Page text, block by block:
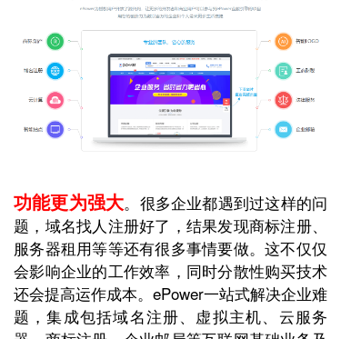
功能更为强大。很多企业都遇到过这样的问
题，域名找人注册好了，结果发现商标注册、
服务器租用等等还有很多事情要做。这不仅仅
会影响企业的工作效率，同时分散性购买技术
还会提高运作成本。 ePower一站式解决企业难
题，集成包括域名注册、虚拟主机、云服务